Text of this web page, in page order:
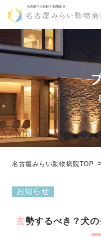
名古屋みらい動物病院TOP
お知らせ
去勢するべき？犬